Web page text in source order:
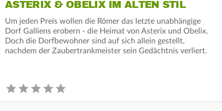
ASTERIX & OBELIX IM ALTEN STIL
Um jeden Preis wollen die Römer das letzte unabhängige
Dorf Galliens erobern - die Heimat von Asterix und Obelix.
Doch die Dorfbewohner sind auf sich allein gestellt,
nachdem der Zaubertrankmeister sein Gedächtnis verliert.